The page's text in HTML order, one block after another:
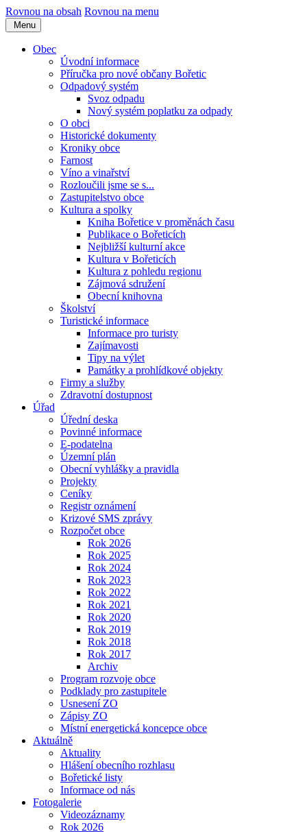
Rovnou na obsah Rovnou na menu
Menu
Obec
Úvodní informace
Příručka pro nové občany Bořetic
Odpadový systém
Svoz odpadu
Nový systém poplatku za odpady
O obci
Historické dokumenty
Kroniky obce
Farnost
Víno a vinařství
Rozloučili jsme se s...
Zastupitelstvo obce
Kultura a spolky
Kniha Bořetice v proměnách času
Publikace o Bořeticích
Nejbližší kulturní akce
Kultura v Bořeticích
Kultura z pohledu regionu
Zájmová sdružení
Obecní knihovna
Školství
Turistické informace
Informace pro turisty
Zajímavosti
Tipy na výlet
Památky a prohlídkové objekty
Firmy a služby
Zdravotní dostupnost
Úřad
Úřední deska
Povinné informace
E-podatelna
Územní plán
Obecní vyhlášky a pravidla
Projekty
Ceníky
Registr oznámení
Krizové SMS zprávy
Rozpočet obce
Rok 2026
Rok 2025
Rok 2024
Rok 2023
Rok 2022
Rok 2021
Rok 2020
Rok 2019
Rok 2018
Rok 2017
Archiv
Program rozvoje obce
Podklady pro zastupitele
Usnesení ZO
Zápisy ZO
Místní energetická koncepce obce
Aktuálně
Aktuality
Hlášení obecního rozhlasu
Bořetické listy
Informace od nás
Fotogalerie
Videozáznamy
Rok 2026